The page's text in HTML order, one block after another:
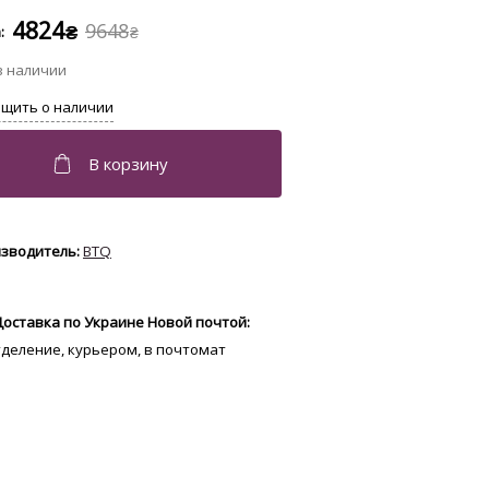
9648₴
4824₴
BTQ
по Украине Новой почтой:
курьером, в почтомат